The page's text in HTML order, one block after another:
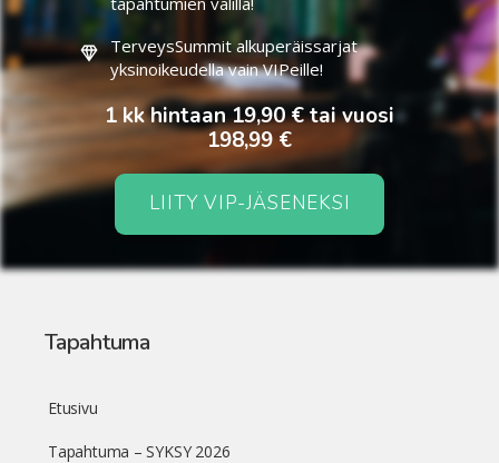
TerveysSummit alkuperäissarjat
yksinoikeudella vain VIPeille!
1 kk hintaan 19,90 € tai vuosi
198,99 €
LIITY VIP-JÄSENEKSI
Tapahtuma
Etusivu
Tapahtuma – SYKSY 2026